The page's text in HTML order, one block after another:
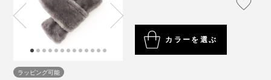
連続してのご使用はおやめください。最低でも4時間
以上空けてください。
「あずきピロー」本体は洗濯できません。
風通しの良いところで保管ください。
肌に異常がある場合や、発熱している箇所にはご使
ラッピング可能
カラーを選ぶ